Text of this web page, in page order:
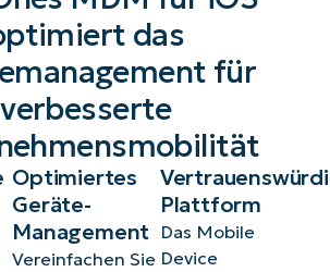
das
für
verbesserte
Optimiertes
Geräte-
Management
Vereinfachen Sie
Plattform
Das Mobile
Device